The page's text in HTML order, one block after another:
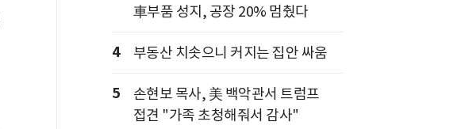
車부품 성지, 공장 20% 멈췄다
4 부동산 치솟으니 커지는 집안 싸움
5
손현보 목사, 美 백악관서 트럼프
접견 "가족 초청해줘서 감사"